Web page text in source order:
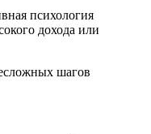
психология
дохода или